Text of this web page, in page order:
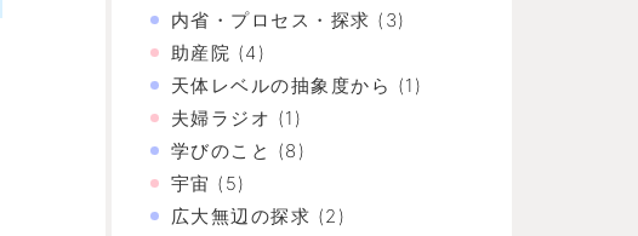
内省・プロセス・探求 (3)
助産院 (4)
天体レベルの抽象度から (1)
夫婦ラジオ (1)
学びのこと (8)
宇宙 (5)
広大無辺の探求 (2)